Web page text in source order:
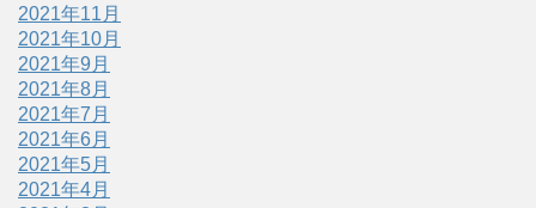
2021年11月
2021年10月
2021年9月
2021年8月
2021年7月
2021年6月
2021年5月
2021年4月